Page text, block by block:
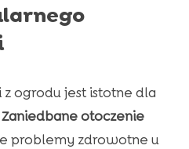
ogrodu jest istotne dla
Zaniedbane otoczenie
problemy zdrowotne u